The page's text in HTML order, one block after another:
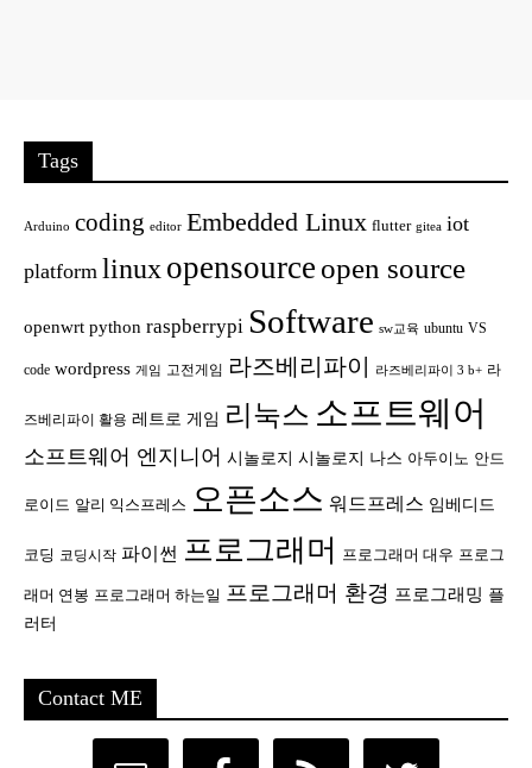
Tags
Arduino coding editor Embedded Linux flutter gitea iot
platform linux opensource open source
openwrt python raspberrypi Software sw교육 ubuntu VS
code wordpress 게임 고전게임 라즈베리파이 라즈베리파이 3 b+ 라
즈베리파이 활용 레트로 게임 리눅스 소프트웨어
소프트웨어 엔지니어 시놀로지 시놀로지 나스 아두이노 안드
로이드 알리 익스프레스 오픈소스 워드프레스 임베디드
코딩 코딩시작 파이썬 프로그래머 프로그래머 대우 프로그
래머 연봉 프로그래머 하는일 프로그래머 환경 프로그래밍 플
러터
Contact ME